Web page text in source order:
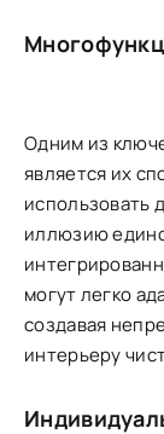
Одним из
является их
использовать
иллюзию
могут легко
создавая
интерьеру